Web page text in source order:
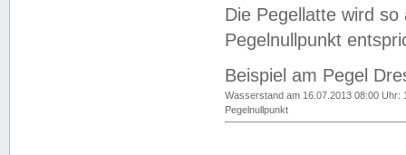
Die Pegellatte wird
Pegelnullpunkt
Beispiel am Pegel
Wasserstand am 16.07.2013 08:00 Uhr:
Pegelnullpunkt